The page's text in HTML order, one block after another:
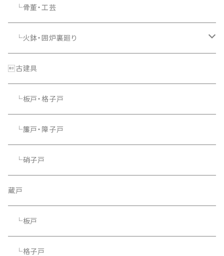
└骨董・工芸
└火鉢・囲炉裏廻り
└照明器具
古建具
└板戸・格子戸
└簾戸・障子戸
└硝子戸
蔵戸
└板戸
└格子戸